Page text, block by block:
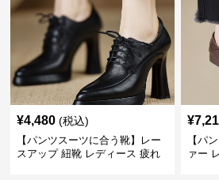
¥4,480 (税込)
【パンツスーツに合う靴】レー
スアップ 紐靴 レディース 疲れ
¥
【パ
ァー